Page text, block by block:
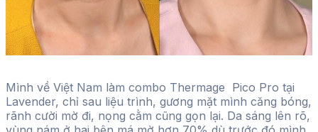
Mình về Việt Nam làm combo Thermage Pico Pro tại
Lavender, chỉ sau liệu trình, gương mặt mình căng bóng,
rãnh cười mờ đi, nọng cằm cũng gọn lại. Da sáng lên rõ,